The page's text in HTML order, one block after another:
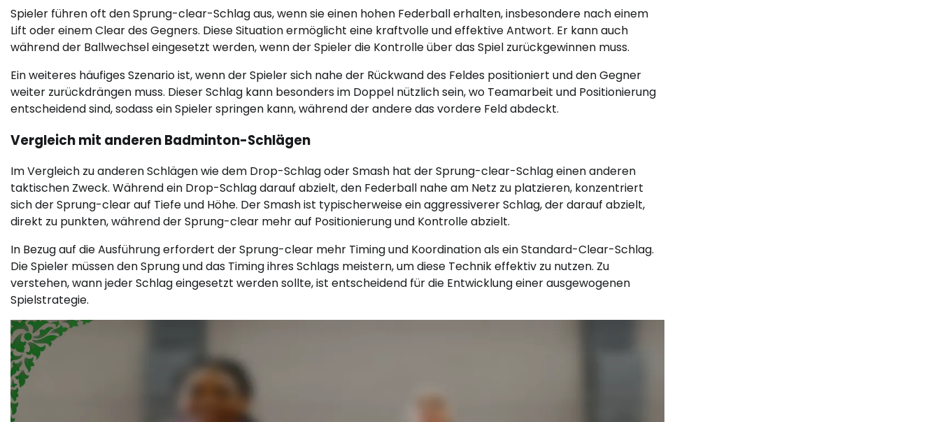
Spieler führen oft den Sprung-clear-Schlag aus, wenn sie einen hohen Federball erhalten, insbesondere nach einem
Lift oder einem Clear des Gegners. Diese Situation ermöglicht eine kraftvolle und effektive Antwort. Er kann auch
während der Ballwechsel eingesetzt werden, wenn der Spieler die Kontrolle über das Spiel zurückgewinnen muss.
Ein weiteres häufiges Szenario ist, wenn der Spieler sich nahe der Rückwand des Feldes positioniert und den Gegner
weiter zurückdrängen muss. Dieser Schlag kann besonders im Doppel nützlich sein, wo Teamarbeit und Positionierung
entscheidend sind, sodass ein Spieler springen kann, während der andere das vordere Feld abdeckt.
Vergleich mit anderen Badminton-Schlägen
Im Vergleich zu anderen Schlägen wie dem Drop-Schlag oder Smash hat der Sprung-clear-Schlag einen anderen
taktischen Zweck. Während ein Drop-Schlag darauf abzielt, den Federball nahe am Netz zu platzieren, konzentriert
sich der Sprung-clear auf Tiefe und Höhe. Der Smash ist typischerweise ein aggressiverer Schlag, der darauf abzielt,
direkt zu punkten, während der Sprung-clear mehr auf Positionierung und Kontrolle abzielt.
In Bezug auf die Ausführung erfordert der Sprung-clear mehr Timing und Koordination als ein Standard-Clear-Schlag.
Die Spieler müssen den Sprung und das Timing ihres Schlags meistern, um diese Technik effektiv zu nutzen. Zu
verstehen, wann jeder Schlag eingesetzt werden sollte, ist entscheidend für die Entwicklung einer ausgewogenen
Spielstrategie.